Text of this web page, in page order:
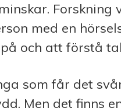
med en
och att förstå
som får det
Men det finns